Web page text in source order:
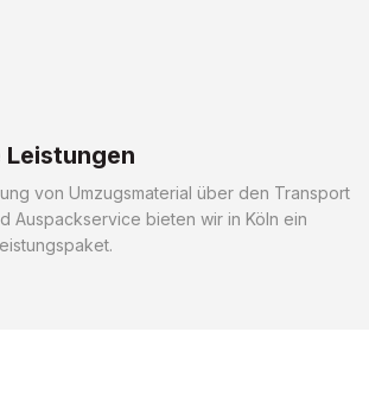
Leistungen
von Umzugsmaterial über den Transport
Auspackservice bieten wir in Köln ein